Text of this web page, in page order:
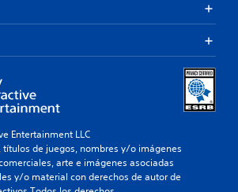
Entertainment LLC
títulos de juegos, nombres y/o imágenes
arte e imágenes asociadas
y/o material con derechos de autor de